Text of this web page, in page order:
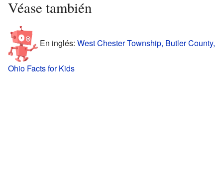
Véase también
En inglés: West Chester Township, Butler County,
Ohio Facts for Kids